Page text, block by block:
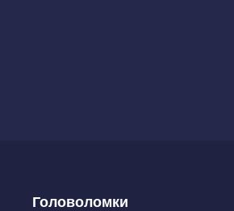
Головоломки